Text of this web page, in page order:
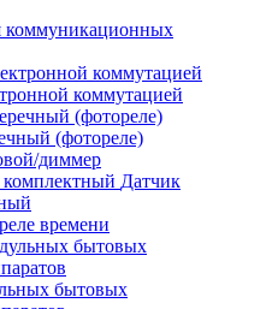
коммуникационных
коммутацией
(фотореле)
диммер
Датчик
времени
бытовых